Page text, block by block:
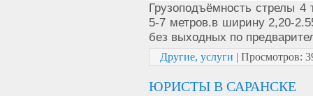
Грузоподъёмность стрелы
5-7 метров.в ширину 2,20-
без выходных по
Другие, услуги | Просмотров:
ЮРИСТЫ В САРАНСКЕ